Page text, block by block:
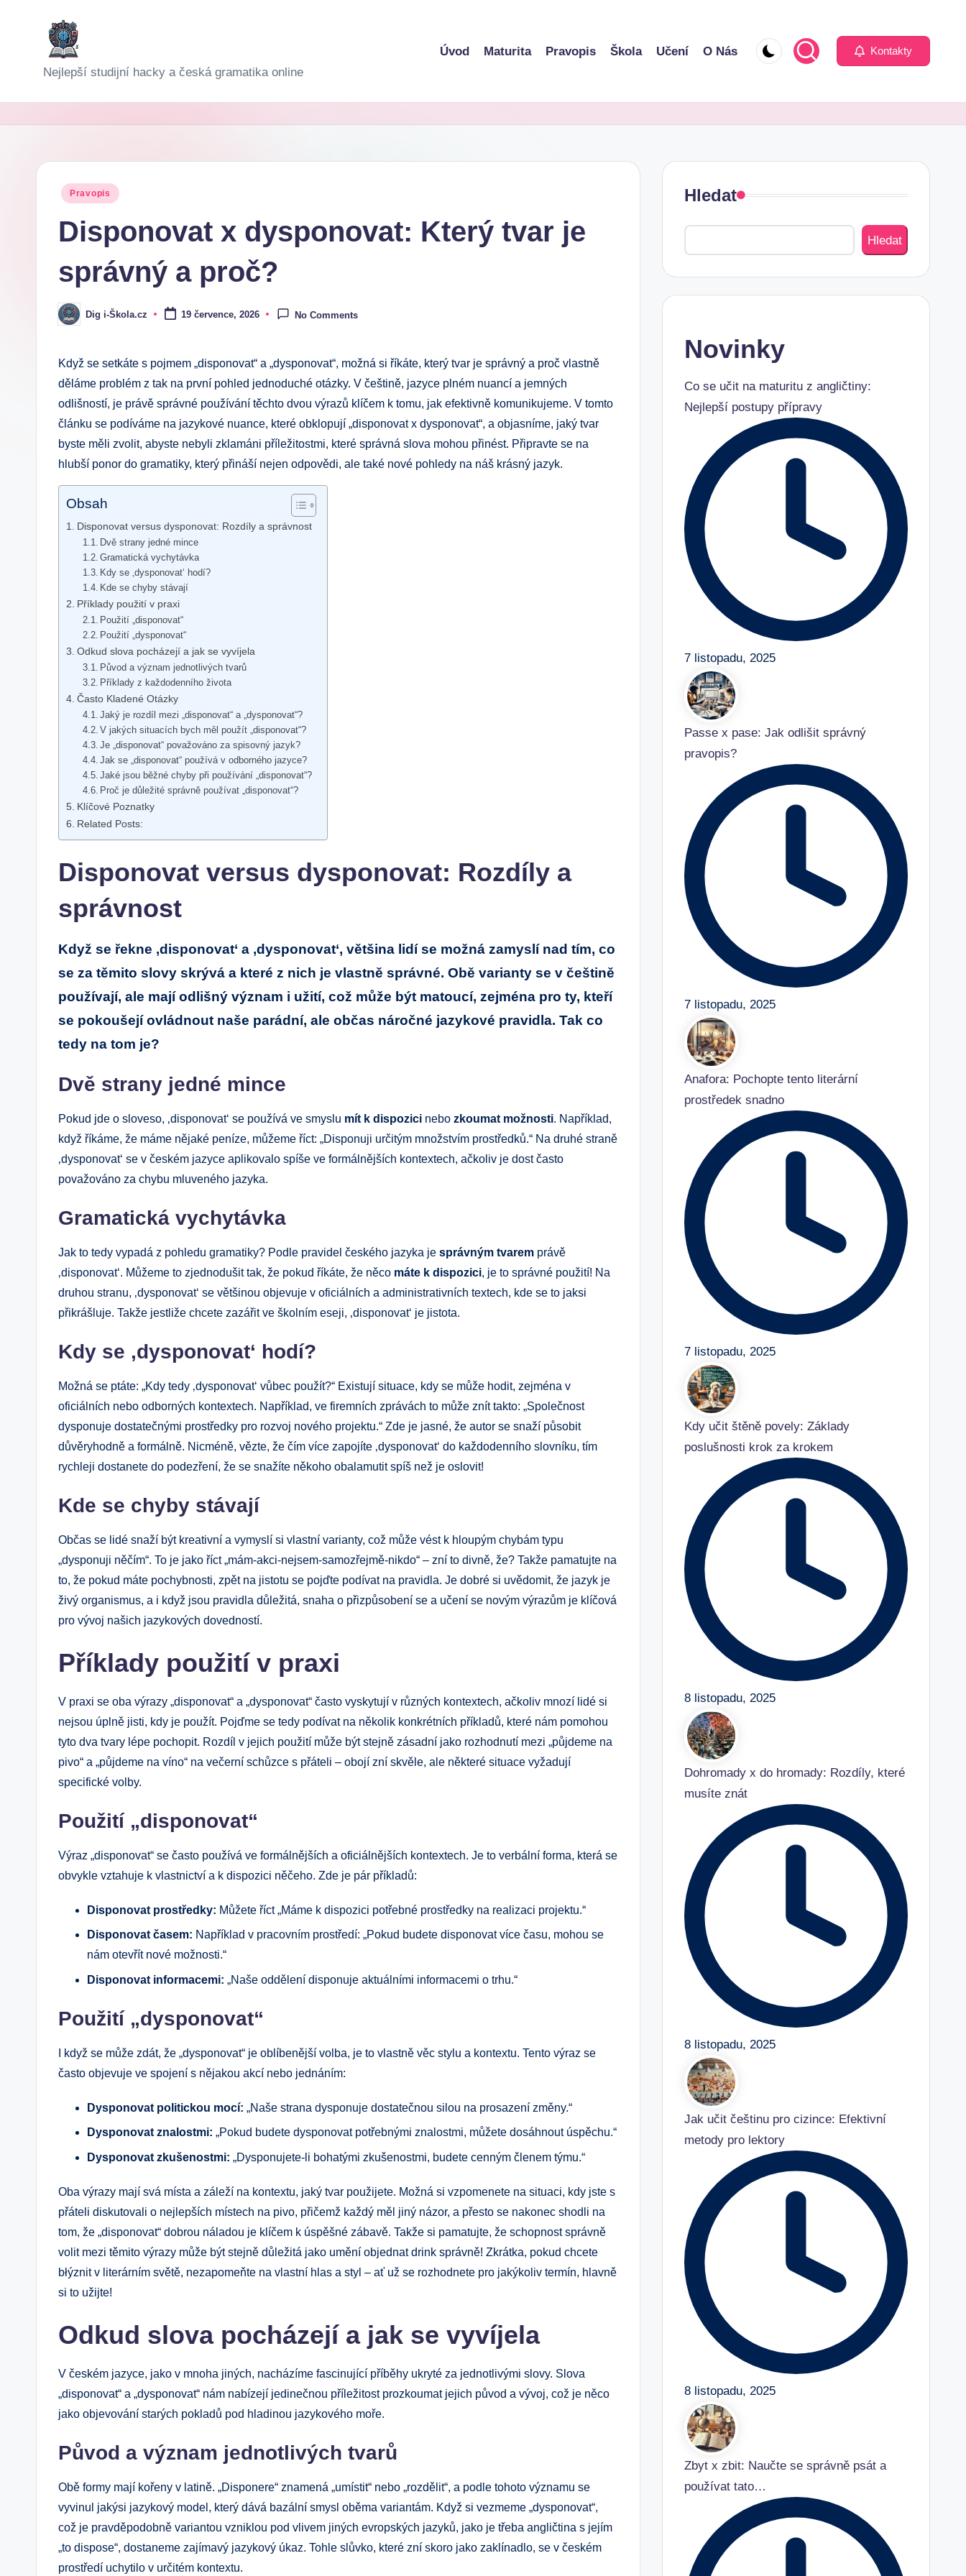
D
i
i-
Nejlepší studijní hacky a česká gramatika online
Úvod Maturita Pravopis Škola Učení O Nás Kontakty
Posted
Pravopis
Disponovat x dysponovat: Který tvar je
správný a proč?
Posted
by
Dig i-Škola.cz 19 července, 2026 No Comments
Když se setkáte s pojmem „disponovat“ a „dysponovat“, možná si říkáte, který tvar je správný a proč vlastně
děláme problém z tak na první pohled jednoduché otázky. V češtině, jazyce plném nuancí a jemných
odlišností, je právě správné používání těchto dvou výrazů klíčem k tomu, jak efektivně komunikujeme. V tomto
článku se podíváme na jazykové nuance, které obklopují „disponovat x dysponovat“, a objasníme, jaký tvar
byste měli zvolit, abyste nebyli zklamáni příležitostmi, které správná slova mohou přinést. Připravte se na
hlubší ponor do gramatiky, který přináší nejen odpovědi, ale také nové pohledy na náš krásný jazyk.
Obsah
Disponovat versus dysponovat: Rozdíly a správnost
Dvě strany jedné mince
Gramatická vychytávka
Kdy se ‚dysponovat‘ hodí?
Kde se chyby stávají
Příklady použití v praxi
Použití „disponovat“
Použití „dysponovat“
Odkud slova pocházejí a jak se vyvíjela
Původ a význam jednotlivých tvarů
Příklady z každodenního života
Často Kladené Otázky
Jaký je rozdíl mezi „disponovat“ a „dysponovat“?
V jakých situacích bych měl použít „disponovat“?
Je „disponovat“ považováno za spisovný jazyk?
Jak se „disponovat“ používá v odborného jazyce?
Jaké jsou běžné chyby při používání „disponovat“?
Proč je důležité správně používat „disponovat“?
Klíčové Poznatky
Related Posts:
Disponovat versus dysponovat: Rozdíly a
správnost
Když se řekne ‚disponovat‘ a ‚dysponovat‘, většina lidí se možná zamyslí nad tím, co
se za těmito slovy skrývá a které z nich je vlastně správné. Obě varianty se v češtině
používají, ale mají odlišný význam i užití, což může být matoucí, zejména pro ty, kteří
se pokoušejí ovládnout naše parádní, ale občas náročné jazykové pravidla. Tak co
tedy na tom je?
Dvě strany jedné mince
Pokud jde o sloveso, ‚disponovat‘ se používá ve smyslu mít k dispozici nebo zkoumat možnosti. Například,
když říkáme, že máme nějaké peníze, můžeme říct: „Disponuji určitým množstvím prostředků.“ Na druhé straně
‚dysponovat‘ se v českém jazyce aplikovalo spíše ve formálnějších kontextech, ačkoliv je dost často
považováno za chybu mluveného jazyka.
Gramatická vychytávka
Jak to tedy vypadá z pohledu gramatiky? Podle pravidel českého jazyka je správným tvarem právě
‚disponovat‘. Můžeme to zjednodušit tak, že pokud říkáte, že něco máte k dispozici, je to správné použití! Na
druhou stranu, ‚dysponovat‘ se většinou objevuje v oficiálních a administrativních textech, kde se to jaksi
přikrášluje. Takže jestliže chcete zazářit ve školním eseji, ‚disponovat‘ je jistota.
Kdy se ‚dysponovat‘ hodí?
Možná se ptáte: „Kdy tedy ‚dysponovat‘ vůbec použít?“ Existují situace, kdy se může hodit, zejména v
oficiálních nebo odborných kontextech. Například, ve firemních zprávách to může znít takto: „Společnost
dysponuje dostatečnými prostředky pro rozvoj nového projektu.“ Zde je jasné, že autor se snaží působit
důvěryhodně a formálně. Nicméně, vězte, že čím více zapojíte ‚dysponovat‘ do každodenního slovníku, tím
rychleji dostanete do podezření, že se snažíte někoho obalamutit spíš než je oslovit!
Kde se chyby stávají
Občas se lidé snaží být kreativní a vymyslí si vlastní varianty, což může vést k hloupým chybám typu
„dysponuji něčím“. To je jako říct „mám-akci-nejsem-samozřejmě-nikdo“ – zní to divně, že? Takže pamatujte na
to, že pokud máte pochybnosti, zpět na jistotu se pojďte podívat na pravidla. Je dobré si uvědomit, že jazyk je
živý organismus, a i když jsou pravidla důležitá, snaha o přizpůsobení se a učení se novým výrazům je klíčová
pro vývoj našich jazykových dovedností.
Příklady použití v praxi
V praxi se oba výrazy „disponovat“ a „dysponovat“ často vyskytují v různých kontextech, ačkoliv mnozí lidé si
nejsou úplně jisti, kdy je použít. Pojďme se tedy podívat na několik konkrétních příkladů, které nám pomohou
tyto dva tvary lépe pochopit. Rozdíl v jejich použití může být stejně zásadní jako rozhodnutí mezi „půjdeme na
pivo“ a „půjdeme na víno“ na večerní schůzce s přáteli – obojí zní skvěle, ale některé situace vyžadují
specifické volby.
Použití „disponovat“
Výraz „disponovat“ se často používá ve formálnějších a oficiálnějších kontextech. Je to verbální forma, která se
obvykle vztahuje k vlastnictví a k dispozici něčeho. Zde je pár příkladů:
Disponovat prostředky: Můžete říct „Máme k dispozici potřebné prostředky na realizaci projektu.“
Disponovat časem: Například v pracovním prostředí: „Pokud budete disponovat více času, mohou se
nám otevřít nové možnosti.“
Disponovat informacemi: „Naše oddělení disponuje aktuálními informacemi o trhu.“
Použití „dysponovat“
I když se může zdát, že „dysponovat“ je oblíbenější volba, je to vlastně věc stylu a kontextu. Tento výraz se
často objevuje ve spojení s nějakou akcí nebo jednáním:
Dysponovat politickou mocí: „Naše strana dysponuje dostatečnou silou na prosazení změny.“
Dysponovat znalostmi: „Pokud budete dysponovat potřebnými znalostmi, můžete dosáhnout úspěchu.“
Dysponovat zkušenostmi: „Dysponujete-li bohatými zkušenostmi, budete cenným členem týmu.“
Oba výrazy mají svá místa a záleží na kontextu, jaký tvar použijete. Možná si vzpomenete na situaci, kdy jste s
přáteli diskutovali o nejlepších místech na pivo, přičemž každý měl jiný názor, a přesto se nakonec shodli na
tom, že „disponovat“ dobrou náladou je klíčem k úspěšné zábavě. Takže si pamatujte, že schopnost správně
volit mezi těmito výrazy může být stejně důležitá jako umění objednat drink správně! Zkrátka, pokud chcete
błýznit v literárním světě, nezapomeňte na vlastní hlas a styl – ať už se rozhodnete pro jakýkoliv termín, hlavně
si to užijte!
Odkud slova pocházejí a jak se vyvíjela
V českém jazyce, jako v mnoha jiných, nacházíme fascinující příběhy ukryté za jednotlivými slovy. Slova
„disponovat“ a „dysponovat“ nám nabízejí jedinečnou příležitost prozkoumat jejich původ a vývoj, což je něco
jako objevování starých pokladů pod hladinou jazykového moře.
Původ a význam jednotlivých tvarů
Obě formy mají kořeny v latině. „Disponere“ znamená „umístit“ nebo „rozdělit“, a podle tohoto významu se
vyvinul jakýsi jazykový model, který dává bazální smysl oběma variantám. Když si vezmeme „dysponovat“,
což je pravděpodobně variantou vzniklou pod vlivem jiných evropských jazyků, jako je třeba angličtina s jejím
„to dispose“, dostaneme zajímavý jazykový úkaz. Tohle slůvko, které zní skoro jako zaklínadlo, se v českém
prostředí uchytilo v určitém kontextu.
Hledat
Hledat
Novinky
Co se učit na maturitu z angličtiny:
Nejlepší postupy přípravy
7 listopadu, 2025
Passe x pase: Jak odlišit správný
pravopis?
7 listopadu, 2025
Anafora: Pochopte tento literární
prostředek snadno
7 listopadu, 2025
Kdy učit štěně povely: Základy
poslušnosti krok za krokem
8 listopadu, 2025
Dohromady x do hromady: Rozdíly, které
musíte znát
8 listopadu, 2025
Jak učit češtinu pro cizince: Efektivní
metody pro lektory
8 listopadu, 2025
Zbyt x zbit: Naučte se správně psát a
používat tato…